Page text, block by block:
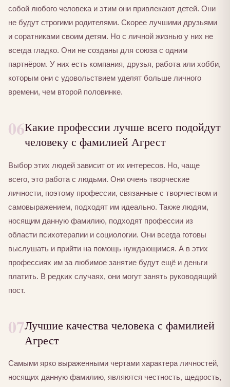
собой любого человека и этим они привлекают детей. Они
не будут строгими родителями. Скорее лучшими друзьями
и соратниками своим детям. Но с личной жизнью у них не
всегда гладко. Они не созданы для союза с одним
партнёром. У них есть компания, друзья, работа или хобби,
которым они с удовольствием уделят больше личного
времени, чем второй половинке.
06Какие профессии лучше всего подойдут
человеку с фамилией Агрест
Выбор этих людей зависит от их интересов. Но, чаще
всего, это работа с людьми. Они очень творческие
личности, поэтому профессии, связанные с творчеством и
самовыражением, подходят им идеально. Также людям,
носящим данную фамилию, подходят профессии из
области психотерапии и социологии. Они всегда готовы
выслушать и прийти на помощь нуждающимся. А в этих
профессиях им за любимое занятие будут ещё и деньги
платить. В редких случаях, они могут занять руководящий
пост.
07Лучшие качества человека с фамилией
Агрест
Самыми ярко выраженными чертами характера личностей,
носящих данную фамилию, являются честность, щедрость,